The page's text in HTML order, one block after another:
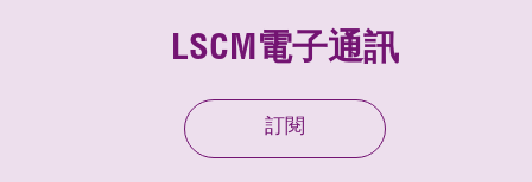
LSCM電子通訊
訂閱